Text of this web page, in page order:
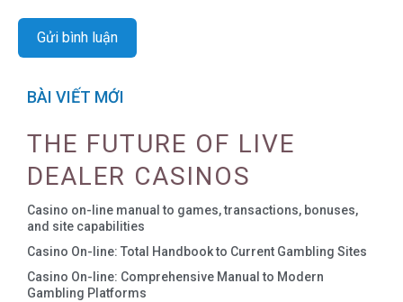
BÀI VIẾT MỚI
THE FUTURE OF LIVE
DEALER CASINOS
Casino on-line manual to games, transactions, bonuses,
and site capabilities
Casino On-line: Total Handbook to Current Gambling Sites
Casino On-line: Comprehensive Manual to Modern
Gambling Platforms